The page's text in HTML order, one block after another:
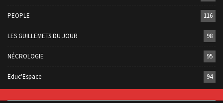
PEOPLE 116
LES GUILLEMETS DU JOUR 98
NÉCROLOGIE 95
Educ'Espace 94